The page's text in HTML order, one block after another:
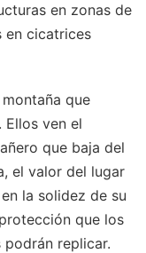
en zonas de
en cicatrices
que
Ellos ven el
que baja del
el valor del lugar
la solidez de su
que los
replicar.